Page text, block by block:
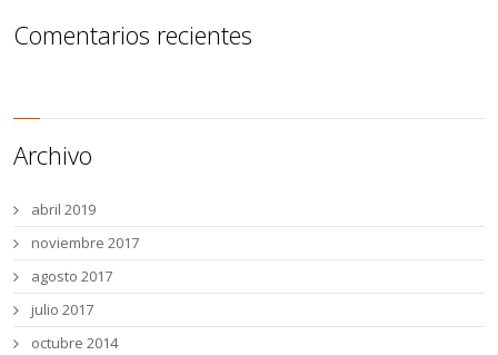
Comentarios recientes
Archivo
abril 2019
noviembre 2017
agosto 2017
julio 2017
octubre 2014